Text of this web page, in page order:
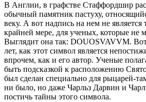
В Англии, в графстве Стаффордшир
обычный памятник пастуху,
веку. А вот надпись на нем не
крайней мере, для ученых, которые не
Выглядит она так: DOUOSVAVVM. Вот
лет, как этот символ является
впрочем, как и его автор. Ученые
быть подсказкой к расположению
был сделан специально для рыцарей-
ни было, но даже Чарльз Дарвин и
постичь тайны этого символа.